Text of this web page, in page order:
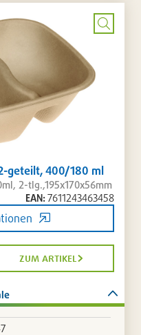
setzen
/
Bild
geteilt, 400/180 ml
2-tlg.,195x170x56mm
EAN:7611243463458
zum artikel